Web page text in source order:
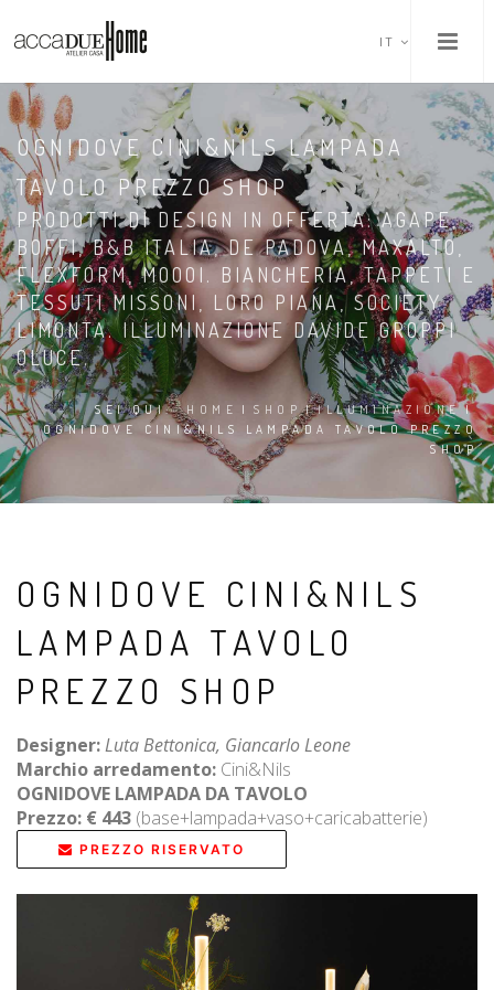
IT
OGNIDOVE CINI&NILS LAMPADA
TAVOLO PREZZO SHOP
PRODOTTI DI DESIGN IN OFFERTA: AGAPE,
BOFFI, B&B ITALIA, DE PADOVA, MAXALTO,
FLEXFORM, MOOOI. BIANCHERIA, TAPPETI E
TESSUTI MISSONI, LORO PIANA, SOCIETY
LIMONTA. ILLUMINAZIONE DAVIDE GROPPI
OLUCE.
SEI QUI:HOME | SHOP | ILLUMINAZIONE |
OGNIDOVE CINI&NILS LAMPADA TAVOLO PREZZO
SHOP
OGNIDOVE CINI&NILS
LAMPADA TAVOLO
PREZZO SHOP
Designer:Luta Bettonica, Giancarlo Leone
Marchio arredamento: Cini&Nils
OGNIDOVE LAMPADA DA TAVOLO
Prezzo: € 443 (base+lampada+vaso+caricabatterie)
PREZZO RISERVATO